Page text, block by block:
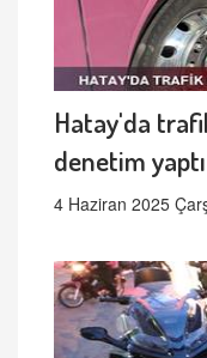
Hatay'da
denetim yaptı
4 Haziran 2025